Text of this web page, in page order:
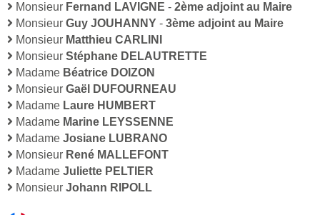
Monsieur Fernand LAVIGNE - 2ème adjoint au Maire
Monsieur Guy JOUHANNY - 3ème adjoint au Maire
Monsieur Matthieu CARLINI
Monsieur Stéphane DELAUTRETTE
Madame Béatrice DOIZON
Monsieur Gaël DUFOURNEAU
Madame Laure HUMBERT
Madame Marine LEYSSENNE
Madame Josiane LUBRANO
Monsieur René MALLEFONT
Madame Juliette PELTIER
Monsieur Johann RIPOLL